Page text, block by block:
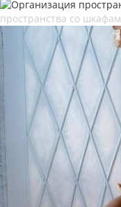
пространства со